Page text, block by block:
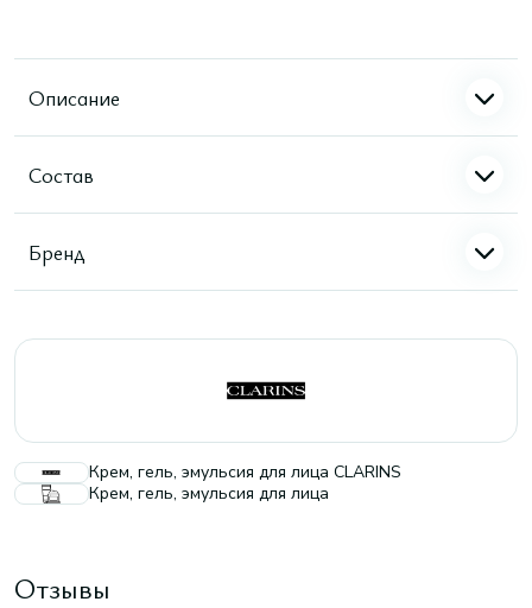
Описание
Состав
Бренд
Крем, гель, эмульсия для лица CLARINS
Крем, гель, эмульсия для лица
Отзывы